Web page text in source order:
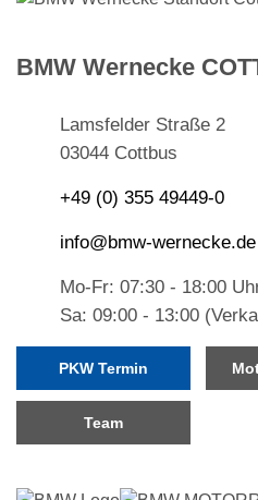
BMW Wernecke
Lamsfelder Straße 2
03044 Cottbus
+49 (0) 355 49449-0
info@bmw-wernecke.de
Mo-Fr: 07:30 - 18:00
Sa: 09:00 - 13:00
PKW Termin
Team